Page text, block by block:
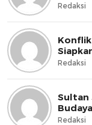
Redaksi
Redaksi
Sultan
Redaksi